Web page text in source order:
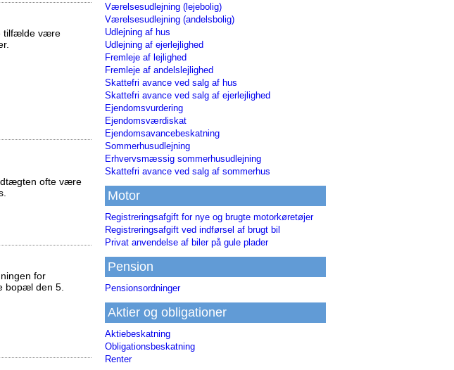
tilfælde være
ofte være
for
bopæl den 5.
Værelsesudlejning (lejebolig)
Værelsesudlejning (andelsbolig)
Udlejning af hus
Udlejning af ejerlejlighed
Fremleje af lejlighed
Fremleje af andelslejlighed
Skattefri avance ved salg af hus
Skattefri avance ved salg af ejerlejlighed
Ejendomsvurdering
Ejendomsværdiskat
Ejendomsavancebeskatning
Sommerhusudlejning
Erhvervsmæssig sommerhusudlejning
Skattefri avance ved salg af sommerhus
Motor
Registreringsafgift for nye og brugte motorkøretøjer
Registreringsafgift ved indførsel af brugt bil
Privat anvendelse af biler på gule plader
Pension
Pensionsordninger
Aktier og obligationer
Aktiebeskatning
Obligationsbeskatning
Renter